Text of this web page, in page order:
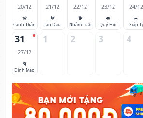
20/12
🐒
Canh Thân
21/12
🐓
Tân Dậu
22/12
🐕
Nhâm Tuất
23/12
🐖
Quý Hợi
24/12
🐀
Giáp
31
27/12
🐈
Đinh Mão
1 2 3 4